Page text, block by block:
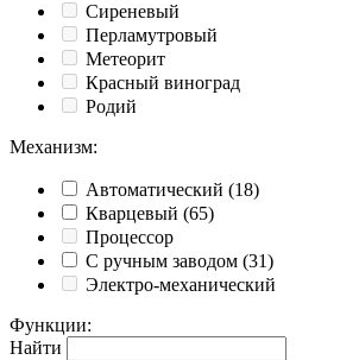
Сиреневый
Перламутровый
Метеорит
Красный виноград
Родий
Механизм:
Автоматический (18)
Кварцевый (65)
Процессор
С ручным заводом (31)
Электро-механический
Функции:
Найти